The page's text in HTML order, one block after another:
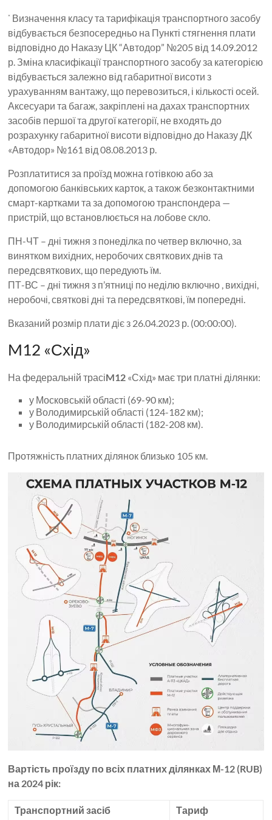
* Визначення класу та тарифікація транспортного засобу
відбувається безпосередньо на Пункті стягнення плати
відповідно до Наказу ЦК “Автодор” №205 від 14.09.2012
р. Зміна класифікації транспортного засобу за категорією
відбувається залежно від габаритної висоти з
урахуванням вантажу, що перевозиться, і кількості осей.
Аксесуари та багаж, закріплені на дахах транспортних
засобів першої та другої категорії, не входять до
розрахунку габаритної висоти відповідно до Наказу ДК
«Автодор» №161 від 08.08.2013 р.
Розплатитися за проїзд можна готівкою або за
допомогою банківських карток, а також безконтактними
смарт-картками та за допомогою транспондера —
пристрій, що встановлюється на лобове скло.
ПН-ЧТ – дні тижня з понеділка по четвер включно, за
винятком вихідних, неробочих святкових днів та
передсвяткових, що передують їм.
ПТ-ВС – дні тижня з п’ятниці по неділю включно , вихідні,
неробочі, святкові дні та передсвяткові, їм попередні.
Вказаний розмір плати діє з 26.04.2023 р. (00:00:00).
M12 «Схід»
На федеральній трасіM12 «Схід» має три платні ділянки:
у Московській області (69-90 км);
у Володимирській області (124-182 км);
у Володимирській області (182-208 км).
Протяжність платних ділянок близько 105 км.
Вартість проїзду по всіх платних ділянках М-12 (RUB)
на 2024 рік:
Транспортний засіб Тариф